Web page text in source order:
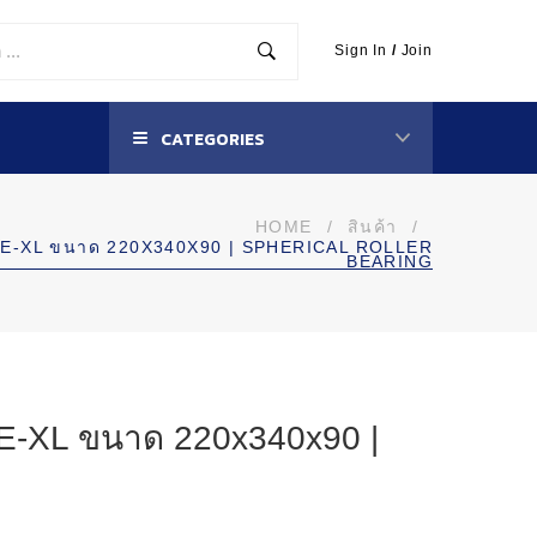
Sign In / Join
CATEGORIES
HOME / สินค้า
/
XL ขนาด 220X340X90 | SPHERICAL ROLLER
BEARING
XL ขนาด 220x340x90 |